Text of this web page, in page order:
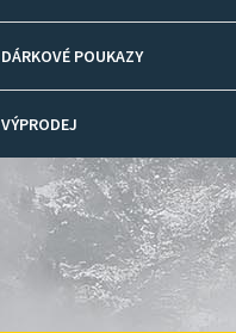
DÁRKOVÉ POUKAZY
VÝPRODEJ